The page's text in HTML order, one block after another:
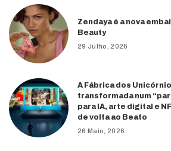
Zendaya é a nova
Beauty
29 Julho, 2026
A Fábrica dos
transformada num
para IA, arte digital e
de volta ao Beato
26 Maio, 2026